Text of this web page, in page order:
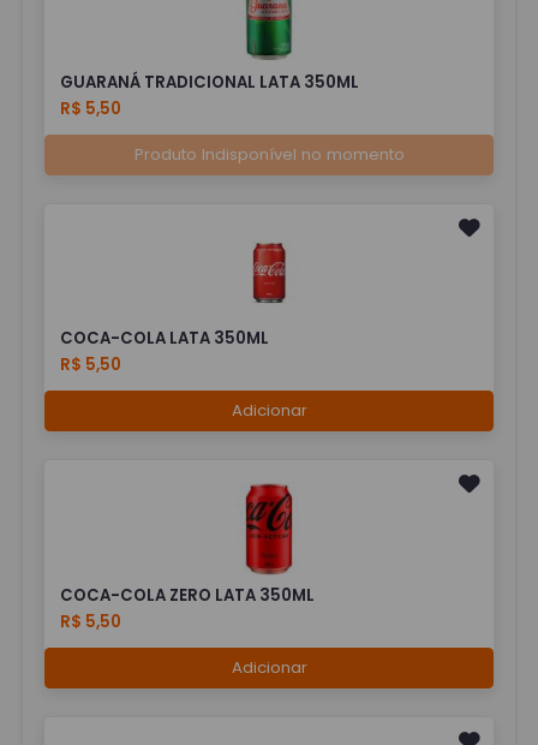
GUARANÁ TRADICIONAL LATA 350ML
R$ 5,50
Produto Indisponível no momento
COCA-COLA LATA 350ML
R$ 5,50
Adicionar
COCA-COLA ZERO LATA 350ML
R$ 5,50
Adicionar